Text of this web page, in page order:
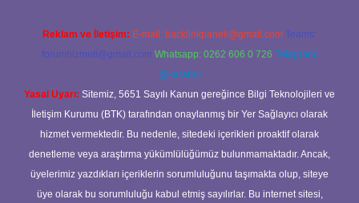
Reklam ve İletişim: E-mail: backlinkpaneli@gmail.com Teams:
forumhizmeti@gmail.com Whatsapp: 0262 606 0 726 Telegram:
@karabul
Yasal Uyarı: Sitemiz, 5651 Sayılı Kanun gereğince Bilgi Teknolojileri ve
İletişim Kurumu (BTK) tarafından onaylanmış bir Yer Sağlayıcı olarak
hizmet vermektedir. Bu nedenle, sitedeki içerikleri proaktif olarak
denetleme veya araştırma yükümlülüğümüz bulunmamaktadır. Ancak,
üyelerimiz yazdıkları içeriklerin sorumluluğunu taşımakta olup, siteye
üye olarak bu sorumluluğu kabul etmiş sayılırlar. Bu internet sitesi,